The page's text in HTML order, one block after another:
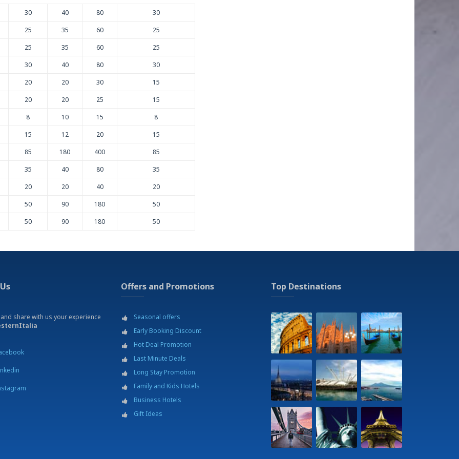
30 40 80
30
25 35 60
25
25 35 60
25
30 40 80
30
20 20 30
15
20 20 25
15
8 10 15
8
15 12 20
15
85 180 400
85
35 40 80
35
20 20 40
20
50 90 180
50
50 90 180 50
share with us your experience
Offers and Promotions
Seasonal offers
Early Booking Discount
Hot Deal Promotion
Last Minute Deals
Long Stay Promotion
Family and Kids Hotels
Business Hotels
Gift Ideas
Top Destinations